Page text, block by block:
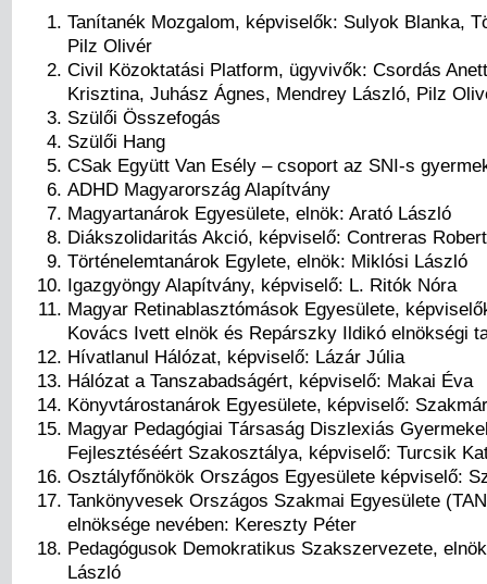
Tanítanék Mozgalom, képviselők: Sulyok Blanka,
Pilz Olivér
Civil Közoktatási Platform, ügyvivők: Csordás
Krisztina, Juhász Ágnes, Mendrey László, Pilz
Szülői Összefogás
Szülői Hang
CSak Együtt Van Esély – csoport az SNI-s
ADHD Magyarország Alapítvány
Magyartanárok Egyesülete, elnök: Arató László
Diákszolidaritás Akció, képviselő: Contreras
Történelemtanárok Egylete, elnök: Miklósi László
Igazgyöngy Alapítvány, képviselő: L. Ritók Nóra
Magyar Retinablasztómások Egyesülete,
Kovács Ivett elnök és Repárszky Ildikó elnökségi
Hívatlanul Hálózat, képviselő: Lázár Júlia
Hálózat a Tanszabadságért, képviselő: Makai Éva
Könyvtárostanárok Egyesülete, képviselő:
Magyar Pedagógiai Társaság Diszlexiás
Fejlesztéséért Szakosztálya, képviselő: Turcsik
Osztályfőnökök Országos Egyesülete képviselő:
Tankönyvesek Országos Szakmai Egyesülete
elnöksége nevében: Kereszty Péter
Pedagógusok Demokratikus Szakszervezete,
László